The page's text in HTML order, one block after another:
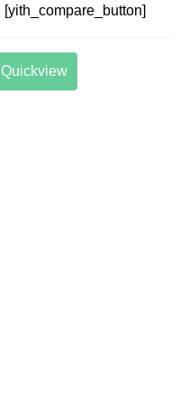
[yith_compare_button]
Quickview